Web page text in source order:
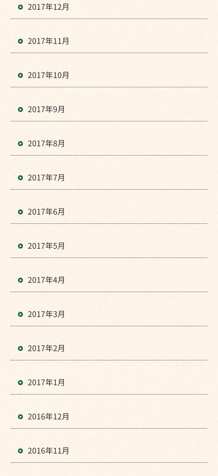
2017年12月
2017年11月
2017年10月
2017年9月
2017年8月
2017年7月
2017年6月
2017年5月
2017年4月
2017年3月
2017年2月
2017年1月
2016年12月
2016年11月